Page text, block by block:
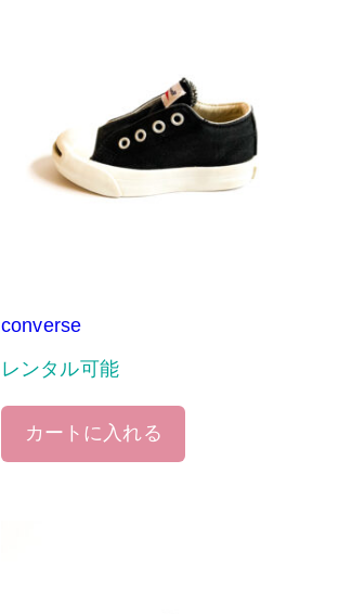
converse
レンタル可能
カートに入れる